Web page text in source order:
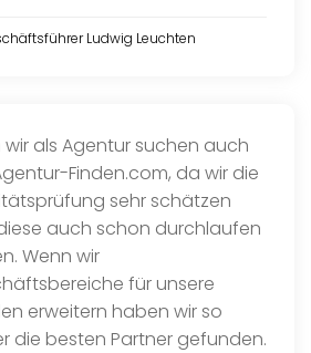
Ludwig Leuchten
wir als Agentur suchen auch
Finden.com, da wir die
sehr schätzen
auch schon durchlaufen
Wenn wir
für unsere
erweitern haben wir so
die besten Partner gefunden.